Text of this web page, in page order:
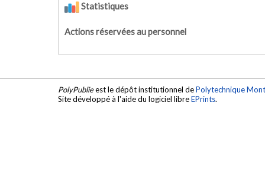
Statistiques
Actions réservées au personnel
PolyPublieest le dépôt institutionnel dePolytechnique
Site développé à l'aide du logiciel libreEPrints.